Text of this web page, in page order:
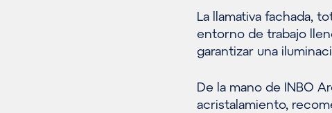
La llamativa fachada,
entorno de trabajo
garantizar una
De la mano de INBO
acristalamiento,